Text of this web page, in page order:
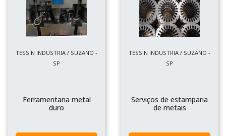
TESSIN INDUSTRIA / SUZANO -
SP
Ferramentaria metal
duro
TESSIN INDUSTRIA / SUZANO -
SP
Serviços de estamparia
de metais